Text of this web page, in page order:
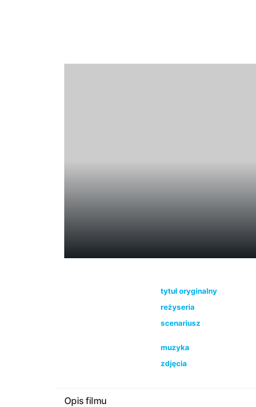
tytuł oryginalny
reżyseria
scenariusz
muzyka
zdjęcia
Opis filmu